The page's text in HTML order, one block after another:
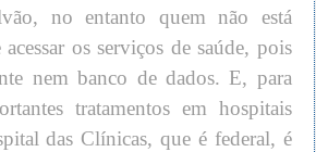
no entanto quem não está
os serviços de saúde, pois
nem banco de dados. E, para
tratamentos em hospitais
das Clínicas, que é federal, é